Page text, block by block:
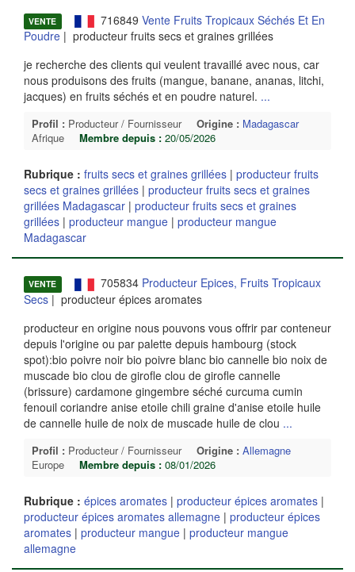
VENTE 716849 Vente Fruits Tropicaux Séchés Et En
Poudre | producteur fruits secs et graines grillées
je recherche des clients qui veulent travaillé avec nous, car
nous produisons des fruits (mangue, banane, ananas, litchi,
jacques) en fruits séchés et en poudre naturel. ...
Profil : Producteur / Fournisseur Origine : Madagascar
Afrique
Membre depuis : 20/05/2026
Rubrique : fruits secs et graines grillées | producteur fruits
secs et graines grillées | producteur fruits secs et graines
grillées Madagascar | producteur fruits secs et graines
grillées | producteur mangue | producteur mangue
Madagascar
VENTE 705834 Producteur Epices, Fruits Tropicaux
Secs | producteur épices aromates
producteur en origine nous pouvons vous offrir par conteneur
depuis l'origine ou par palette depuis hambourg (stock
spot):bio poivre noir bio poivre blanc bio cannelle bio noix de
muscade bio clou de girofle clou de girofle cannelle
(brissure) cardamone gingembre séché curcuma cumin
fenouil coriandre anise etoile chili graine d'anise etoile huile
de cannelle huile de noix de muscade huile de clou ...
Profil : Producteur / Fournisseur Origine : Allemagne
Europe
Membre depuis : 08/01/2026
Rubrique : épices aromates | producteur épices aromates |
producteur épices aromates allemagne | producteur épices
aromates | producteur mangue | producteur mangue
allemagne